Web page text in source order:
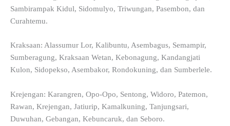
Sambirampak Kidul, Sidomulyo, Triwungan, Pasembon, dan
Curahtemu.
Kraksaan: Alassumur Lor, Kalibuntu, Asembagus, Semampir,
Sumberagung, Kraksaan Wetan, Kebonagung, Kandangjati
Kulon, Sidopekso, Asembakor, Rondokuning, dan Sumberlele.
Krejengan: Karangren, Opo-Opo, Sentong, Widoro, Patemon,
Rawan, Krejengan, Jatiurip, Kamalkuning, Tanjungsari,
Duwuhan, Gebangan, Kebuncaruk, dan Seboro.